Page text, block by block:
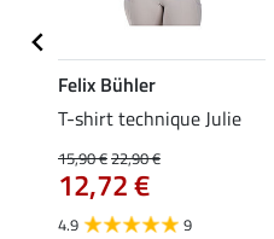
Felix Bühler
T-shirt technique Julie
15,90 €22,90 €
12,72 €
4.9 9